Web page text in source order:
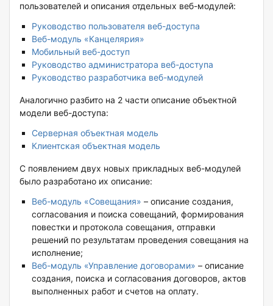
пользователей и описания отдельных веб-модулей:
Руководство пользователя веб-доступа
Веб-модуль «Канцелярия»
Мобильный веб-доступ
Руководство администратора веб-доступа
Руководство разработчика веб-модулей
Аналогично разбито на 2 части описание объектной
модели веб-доступа:
Серверная объектная модель
Клиентская объектная модель
С появлением двух новых прикладных веб-модулей
было разработано их описание:
Веб-модуль «Совещания» – описание создания,
согласования и поиска совещаний, формирования
повестки и протокола совещания, отправки
решений по результатам проведения совещания на
исполнение;
Веб-модуль «Управление договорами» – описание
создания, поиска и согласования договоров, актов
выполненных работ и счетов на оплату.